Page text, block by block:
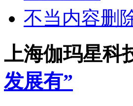
不当内容删
上海伽玛星科
发展有”